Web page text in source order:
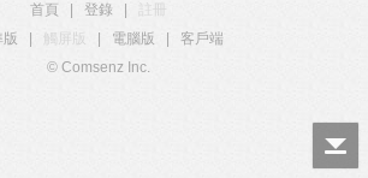
首頁 登錄
版
觸屏版 電腦版
客戶端
© Comsenz Inc.